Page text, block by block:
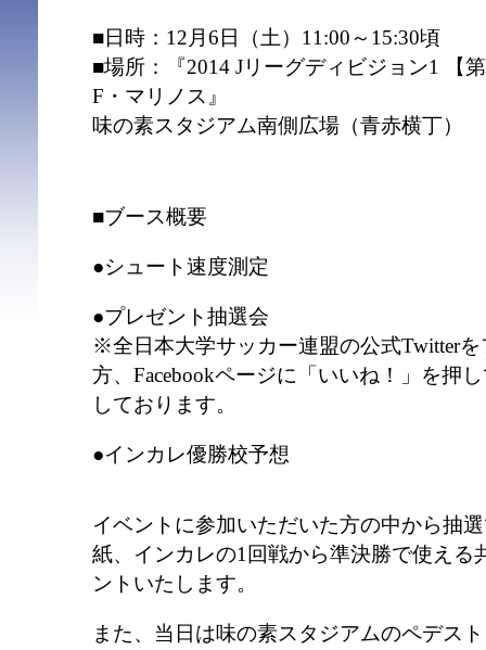
■日時：12月6日（土）11:00～15:30頃
■場所：『2014 Jリーグディビジョン1 【
F・マリノス』
味の素スタジアム南側広場（青赤横丁）
■ブース概要
●シュート速度測定
●プレゼント抽選会
※全日本大学サッカー連盟の公式Twitter
方、Facebookページに「いいね！」を押
しております。
●インカレ優勝校予想
イベントに参加いただいた方の中から抽
紙、インカレの1回戦から準決勝で使える
ントいたします。
また、当日は味の素スタジアムのペデス